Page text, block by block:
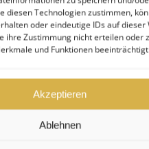
diesen Technologien zustimmen,
oder eindeutige IDs auf dieser
ihre Zustimmung nicht erteilen oder
und Funktionen
Akzeptieren
Ablehnen
Käufer